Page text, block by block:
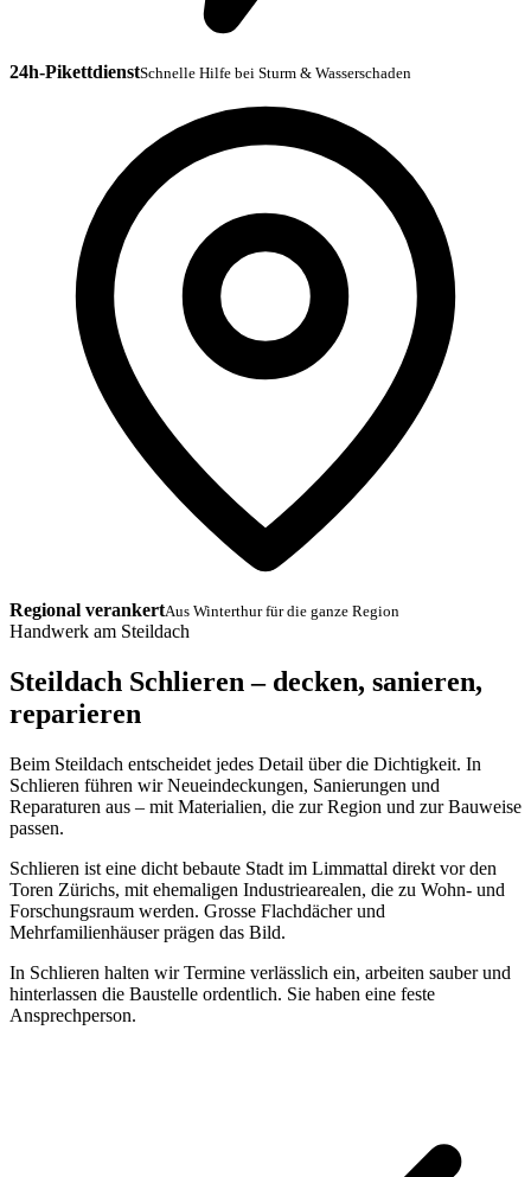
24h-PikettdienstSchnelle Hilfe bei Sturm & Wasserschaden
Regional verankertAus Winterthur für die ganze Region
Handwerk am Steildach
Steildach Schlieren – decken, sanieren,
reparieren
Beim Steildach entscheidet jedes Detail über die Dichtigkeit. In
Schlieren führen wir Neueindeckungen, Sanierungen und
Reparaturen aus – mit Materialien, die zur Region und zur Bauweise
passen.
Schlieren ist eine dicht bebaute Stadt im Limmattal direkt vor den
Toren Zürichs, mit ehemaligen Industriearealen, die zu Wohn- und
Forschungsraum werden. Grosse Flachdächer und
Mehrfamilienhäuser prägen das Bild.
In Schlieren halten wir Termine verlässlich ein, arbeiten sauber und
hinterlassen die Baustelle ordentlich. Sie haben eine feste
Ansprechperson.